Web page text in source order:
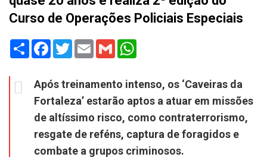
Curso de Operações Policiais Especiais
Share Facebook
TwitterEmail Gmail
Após treinamento intenso, os ‘Caveiras da
Fortaleza’ estarão aptos a atuar em missões
de altíssimo risco, como contraterrorismo,
resgate de reféns, captura de foragidos e
combate a grupos criminosos.